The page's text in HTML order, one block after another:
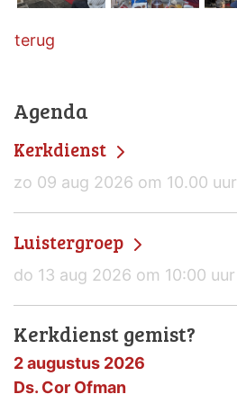
terug
Agenda
Kerkdienst
zo 09 aug 2026 om 10.00 uur
Luistergroep
do 13 aug 2026 om 10:00 uur
Kerkdienst gemist?
2 augustus 2026
Ds. Cor Ofman